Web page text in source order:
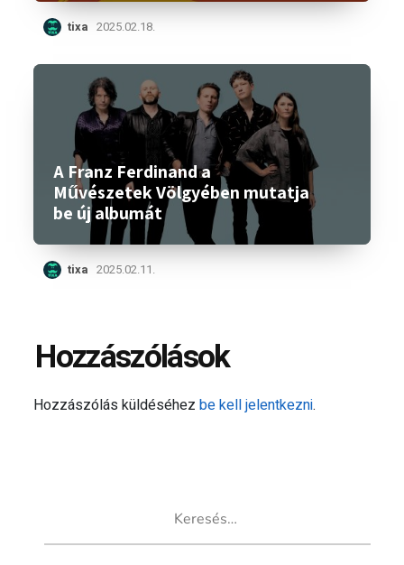
tixa 2025.02.18.
A Franz Ferdinand a
Művészetek Völgyében mutatja
be új albumát
tixa 2025.02.11.
Hozzászólások
Hozzászólás küldéséhezbe kell jelentkezni.